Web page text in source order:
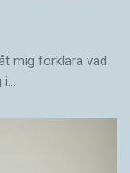
mig förklara vad
i…